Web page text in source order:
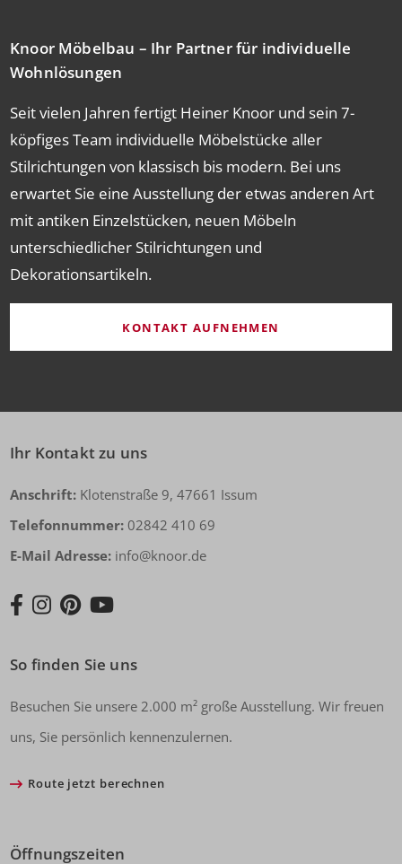
Knoor Möbelbau – Ihr Partner für individuelle
Wohnlösungen
Seit vielen Jahren fertigt Heiner Knoor und sein 7-
köpfiges Team individuelle Möbelstücke aller
Stilrichtungen von klassisch bis modern. Bei uns
erwartet Sie eine Ausstellung der etwas anderen Art
mit antiken Einzelstücken, neuen Möbeln
unterschiedlicher Stilrichtungen und
Dekorationsartikeln.
KONTAKT AUFNEHMEN
Ihr Kontakt zu uns
Anschrift: Klotenstraße 9, 47661 Issum
Telefonnummer: 02842 410 69
E-Mail Adresse: info@knoor.de
So finden Sie uns
Besuchen Sie unsere 2.000 m² große Ausstellung. Wir freuen
uns, Sie persönlich kennenzulernen.
Route jetzt berechnen
Öffnungszeiten